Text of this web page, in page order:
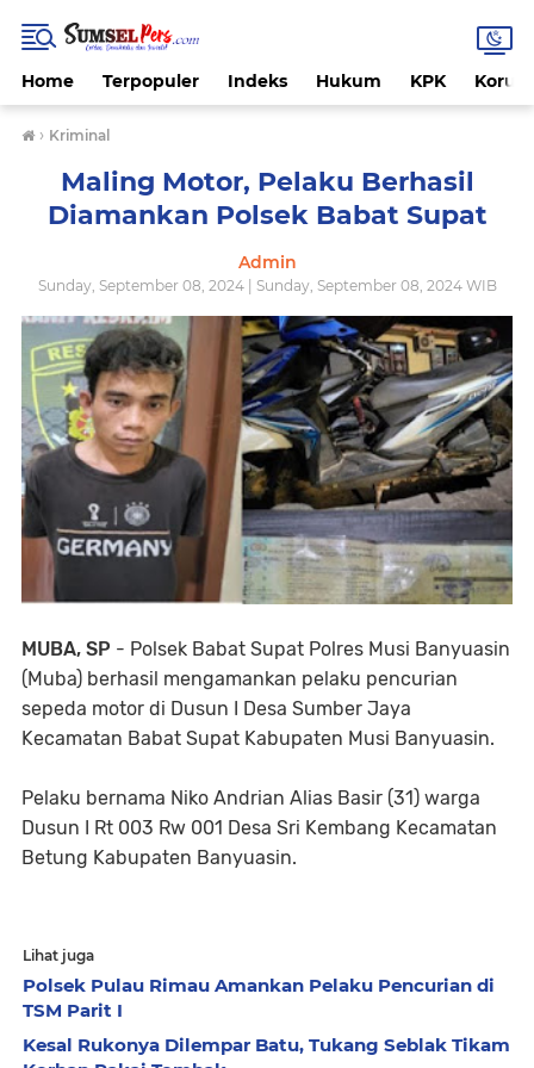
Home Terpopuler Indeks Hukum KPK
› Kriminal
Maling Motor, Pelaku Berhasil
Diamankan Polsek Babat Supat
Admin
Sunday, September 08, 2024 | Sunday, September 08, 2024 WIB
MUBA, SP - Polsek Babat Supat Polres Musi Banyuasin
(Muba) berhasil mengamankan pelaku pencurian
sepeda motor di Dusun I Desa Sumber Jaya
Kecamatan Babat Supat Kabupaten Musi Banyuasin.
Pelaku bernama Niko Andrian Alias Basir (31) warga
Dusun I Rt 003 Rw 001 Desa Sri Kembang Kecamatan
Betung Kabupaten Banyuasin.
Lihat juga
Polsek Pulau Rimau Amankan Pelaku Pencurian di
TSM Parit I
Kesal Rukonya Dilempar Batu, Tukang Seblak Tikam